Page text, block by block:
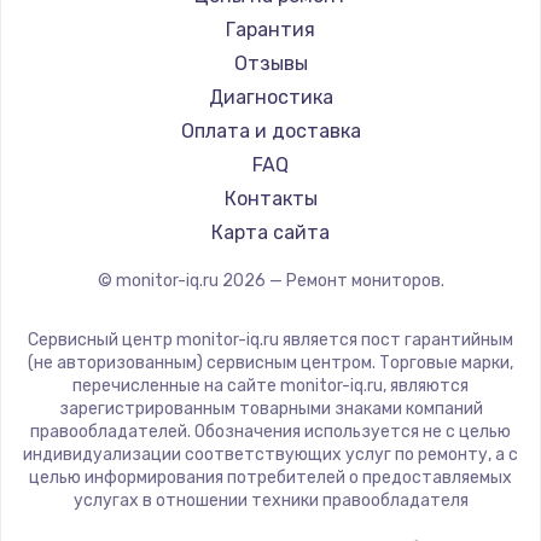
1450 руб.
Заказать
Замена шим-контроллера
3900 руб.
Заказать
Заказать
Ремонт петель крышки
1195 руб.
Заказать
АОС
Ardor
Machenike
iru
Titan Army
iFFALCON
Dahua
Гарантия
Отзывы
Диагностика
Оплата и доставка
FAQ
Контакты
Карта сайта
© monitor-iq.ru 2026 — Ремонт мониторов.
Сервисный центр monitor-iq.ru является пост гарантийным
(не авторизованным) сервисным центром. Торговые марки,
перечисленные на сайте monitor-iq.ru, являются
зарегистрированным товарными знаками компаний
правообладателей. Обозначения используется не с целью
индивидуализации соответствующих услуг по ремонту, а с
целью информирования потребителей о предоставляемых
услугах в отношении техники правообладателя